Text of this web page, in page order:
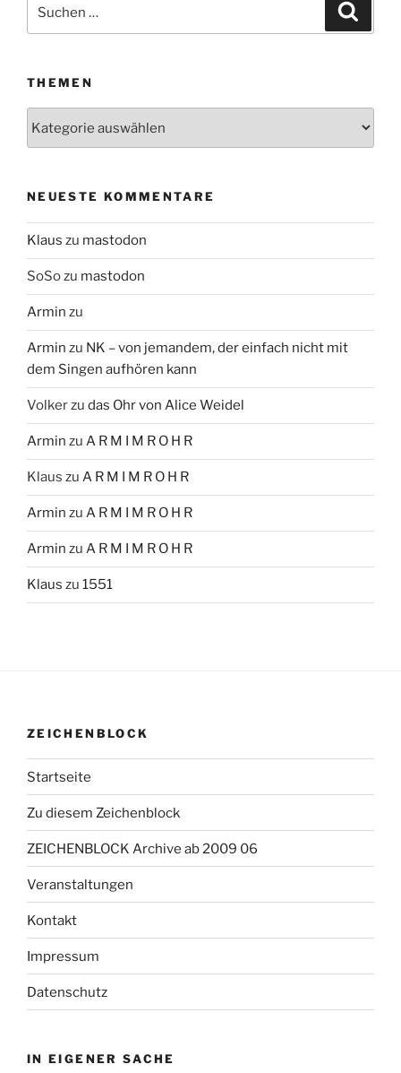
THEMEN
NEUESTE KOMMENTARE
Klaus zu mastodon
SoSozu mastodon
Armin zu
Armin zu NK – von jemandem, der einfach nicht mit
dem Singen aufhören kann
Volkerzu das Ohr von Alice Weidel
Armin zu A R M I M R O H R
Klaus zu A R M I M R O H R
Armin zu A R M I M R O H R
Armin zu A R M I M R O H R
Klaus zu 1551
ZEICHENBLOCK
Startseite
Zu diesem Zeichenblock
ZEICHENBLOCK Archive ab 2009 06
Veranstaltungen
Kontakt
Impressum
Datenschutz
IN EIGENER SACHE